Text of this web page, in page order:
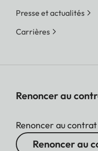
Presse et actualités
Carrières
Renoncer au
Renoncer au
Renoncer au